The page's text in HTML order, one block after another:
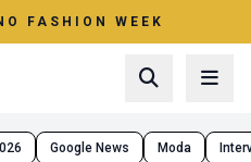
FASHION WEEK
Google News Moda